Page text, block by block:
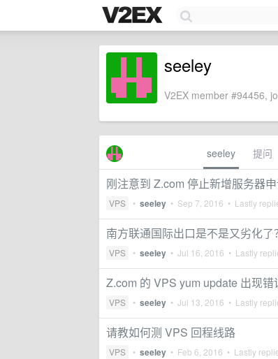
seeley
V2EX member #94456,
seeley 提问
刚注意到 Z.com 停止新增服务器
VPS • seeley • Sep 7, 2016 • Lastly
南方联通国际出口是不是又劣化了
VPS • seeley • Jul 16, 2016 • Lastly
Z.com 的 VPS yum update 出现错
VPS • seeley • Jul 13, 2016 • Lastly
请教如何测 VPS 回程线路
VPS • seeley • Feb 6, 2016 • Lastly